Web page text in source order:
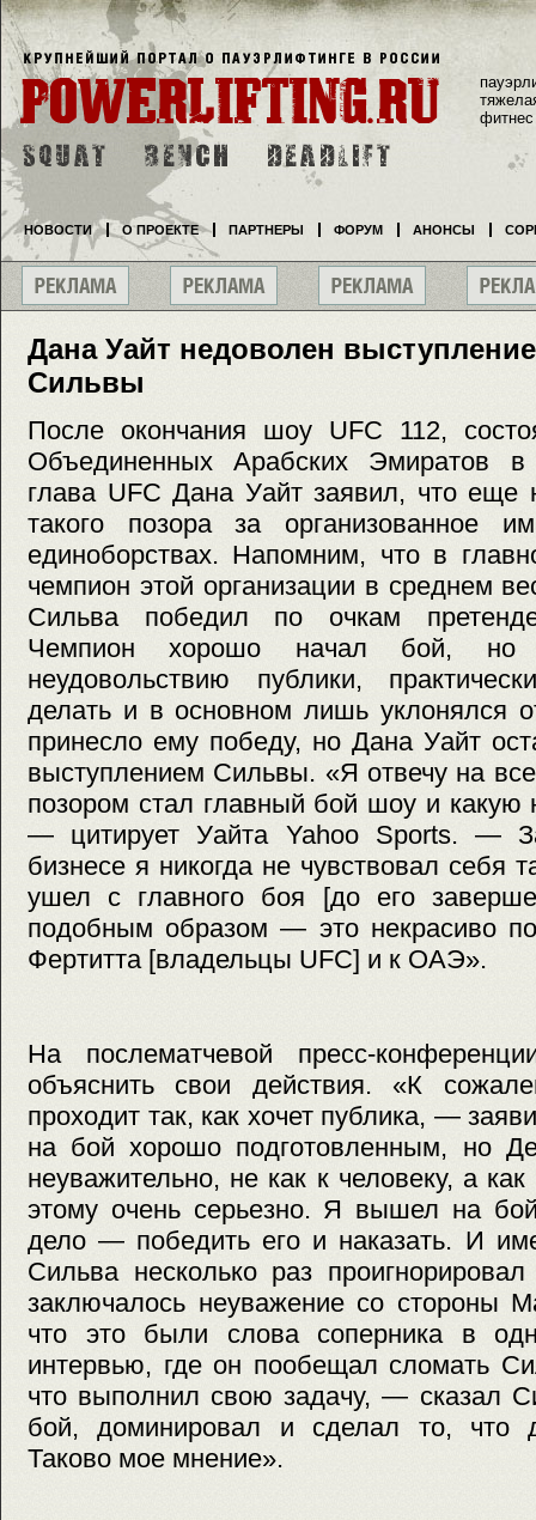
Дана Уайт недоволен
Сильвы
После окончания шоу UFC 112,
Объединенных Арабских Эмиратов
глава UFC Дана Уайт заявил, что еще
такого позора за
единоборствах. Напомним, что в
чемпион этой организации в среднем
Сильва победил по очкам
Чемпион хорошо начал бой, но
неудовольствию публики,
делать и в основном лишь уклонялся
принесло ему победу, но Дана Уайт
выступлением Сильвы. «Я отвечу на
позором стал главный бой шоу и какую
— цитирует Уайта Yahoo Sports. —
бизнесе я никогда не чувствовал себя
ушел с главного боя [до его
подобным образом — это некрасиво
Фертитта [владельцы UFC] и к ОАЭ».
На послематчевой пресс-
объяснить свои действия. «К
проходит так, как хочет публика, —
на бой хорошо подготовленным, но
неуважительно, не как к человеку, а
этому очень серьезно. Я вышел на
дело — победить его и наказать. И
Сильва несколько раз
заключалось неуважение со стороны
что это были слова соперника в
интервью, где он пообещал сломать
что выполнил свою задачу, — сказал
бой, доминировал и сделал то, что
Таково мое мнение».
фитнес
НОВОСТИ О ПРОЕКТЕ ПАРТНЕРЫ ФОРУМ АНОНСЫ